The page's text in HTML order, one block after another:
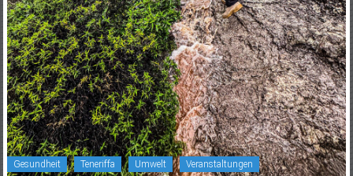
Gesundheit Teneriffa Umwelt Veranstaltungen